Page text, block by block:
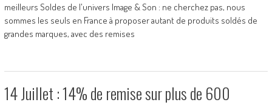
meilleurs Soldes de l'univers Image & Son : ne cherchez pas, nous
sommes les seuls en France à proposer autant de produits soldés de
grandes marques, avec des remises
14 Juillet : 14% de remise sur plus de 600